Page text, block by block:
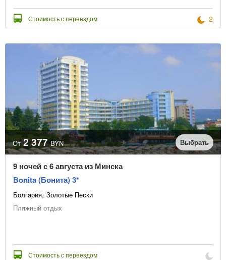
Стоимость с переездом 2
От 2 377 BYN Выбрать
9 ночей с 6 августа из Минска
Bonita (Бонита) 3*
Болгария Золотые Пески
Пляжный отдых
Стоимость с переездом